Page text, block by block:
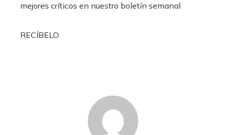
mejores críticos en nuestro boletín semanal
RECÍBELO